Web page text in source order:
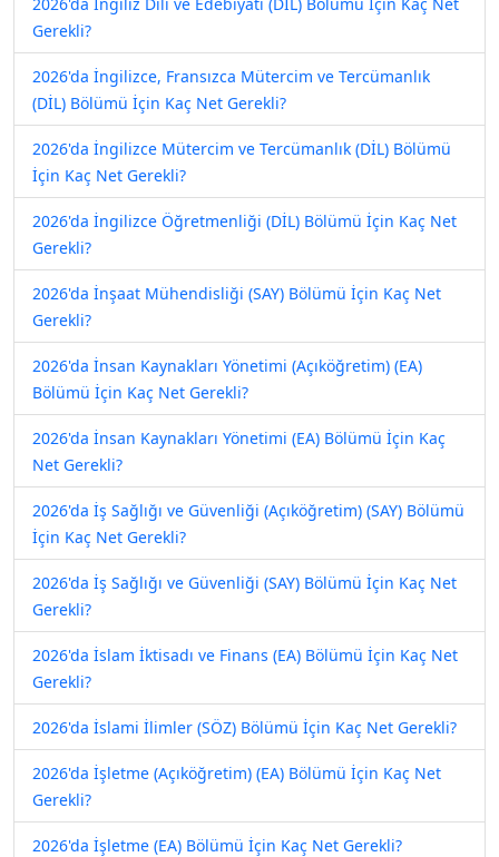
Gerekli?
2026'da İngilizce, Fransızca Mütercim ve Tercümanlık
(DİL) Bölümü İçin Kaç Net Gerekli?
2026'da İngilizce Mütercim ve Tercümanlık (DİL) Bölümü
İçin Kaç Net Gerekli?
2026'da İngilizce Öğretmenliği (DİL) Bölümü İçin Kaç Net
Gerekli?
2026'da İnşaat Mühendisliği (SAY) Bölümü İçin Kaç Net
Gerekli?
2026'da İnsan Kaynakları Yönetimi (Açıköğretim) (EA)
Bölümü İçin Kaç Net Gerekli?
2026'da İnsan Kaynakları Yönetimi (EA) Bölümü İçin Kaç
Net Gerekli?
2026'da İş Sağlığı ve Güvenliği (Açıköğretim) (SAY) Bölümü
İçin Kaç Net Gerekli?
2026'da İş Sağlığı ve Güvenliği (SAY) Bölümü İçin Kaç Net
Gerekli?
2026'da İslam İktisadı ve Finans (EA) Bölümü İçin Kaç Net
Gerekli?
2026'da İslami İlimler (SÖZ) Bölümü İçin Kaç Net Gerekli?
2026'da İşletme (Açıköğretim) (EA) Bölümü İçin Kaç Net
Gerekli?
2026'da İşletme (EA) Bölümü İçin Kaç Net Gerekli?